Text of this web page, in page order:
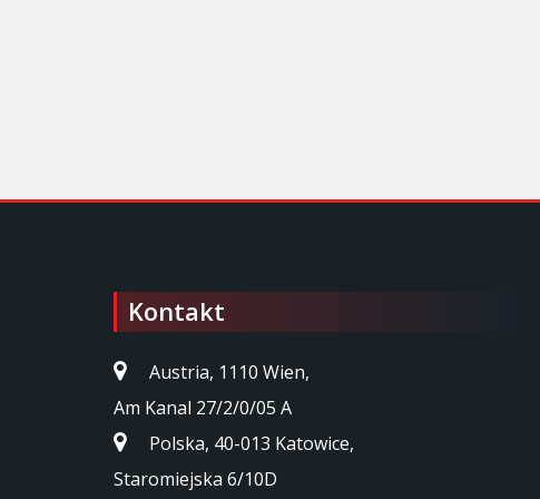
Kontakt
Austria, 1110 Wien,
Am Kanal 27/2/0/05 A
Polska, 40-013 Katowice,
Staromiejska 6/10D